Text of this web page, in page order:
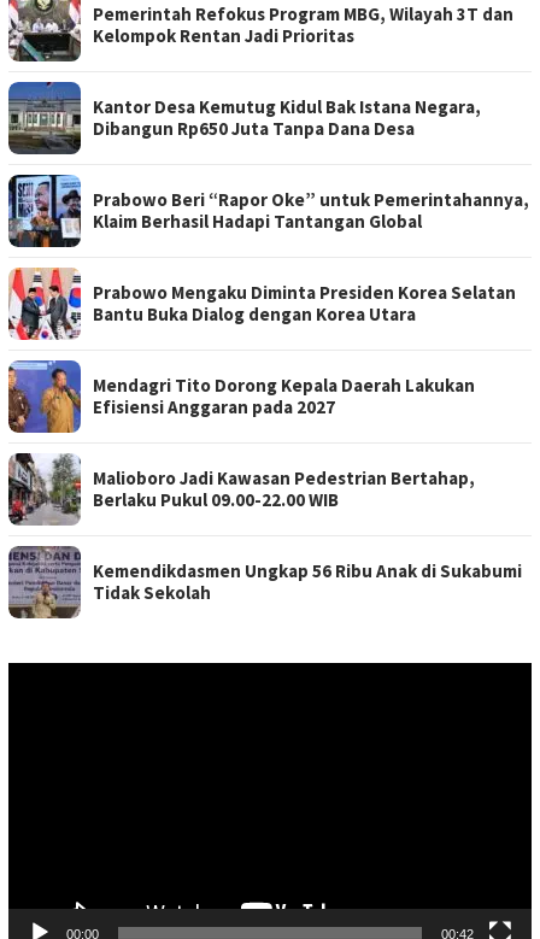
Pemerintah Refokus Program MBG, Wilayah 3T dan
Kelompok Rentan Jadi Prioritas
Kantor Desa Kemutug Kidul Bak Istana Negara,
Dibangun Rp650 Juta Tanpa Dana Desa
Prabowo Beri “Rapor Oke” untuk Pemerintahannya,
Klaim Berhasil Hadapi Tantangan Global
Prabowo Mengaku Diminta Presiden Korea Selatan
Bantu Buka Dialog dengan Korea Utara
Mendagri Tito Dorong Kepala Daerah Lakukan
Efisiensi Anggaran pada 2027
Malioboro Jadi Kawasan Pedestrian Bertahap,
Berlaku Pukul 09.00-22.00 WIB
Kemendikdasmen Ungkap 56 Ribu Anak di Sukabumi
Tidak Sekolah
00:00 00:42